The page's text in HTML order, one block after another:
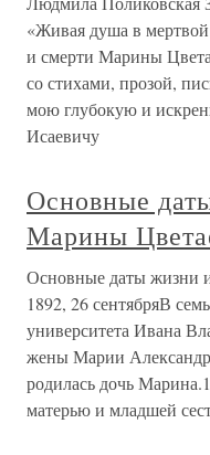
«Живая душа в
и смерти Марины
со стихами, прозой,
мою глубокую и
Исаевичу
Основные
Марины
Основные даты жизни
1892, 26 сентябряВ
университета Ивана
жены Марии
родилась дочь
матерью и младшей